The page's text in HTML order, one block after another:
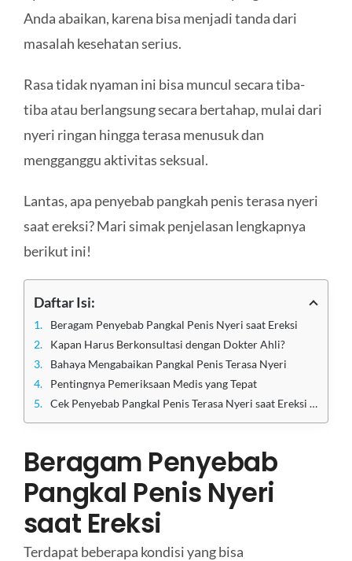
Anda abaikan, karena bisa menjadi tanda dari
masalah kesehatan serius.
Rasa tidak nyaman ini bisa muncul secara tiba-
tiba atau berlangsung secara bertahap, mulai dari
nyeri ringan hingga terasa menusuk dan
mengganggu aktivitas seksual.
Lantas, apa penyebab pangkah penis terasa nyeri
saat ereksi? Mari simak penjelasan lengkapnya
berikut ini!
Daftar Isi:
Beragam Penyebab Pangkal Penis Nyeri saat Ereksi
Kapan Harus Berkonsultasi dengan Dokter Ahli?
Bahaya Mengabaikan Pangkal Penis Terasa Nyeri
Pentingnya Pemeriksaan Medis yang Tepat
Cek Penyebab Pangkal Penis Terasa Nyeri saat Ereksi di Klinik Apollo Jakarta
Beragam Penyebab
Pangkal Penis Nyeri
saat Ereksi
Terdapat beberapa kondisi yang bisa